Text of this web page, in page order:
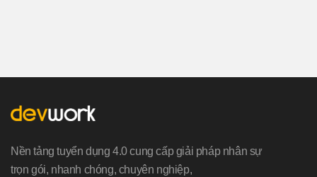
Nền tảng tuyển dụng 4.0 cung cấp giải pháp nhân sự
trọn gói, nhanh chóng, chuyên nghiệp,